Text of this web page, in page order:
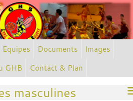
Equipes Documents
Images
GHB Contact & Plan
masculines